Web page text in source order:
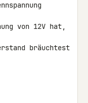
von 12V hat,
bräuchtest